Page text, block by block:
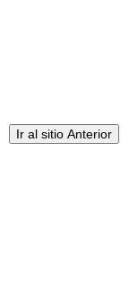
Ir al sitio Anterior